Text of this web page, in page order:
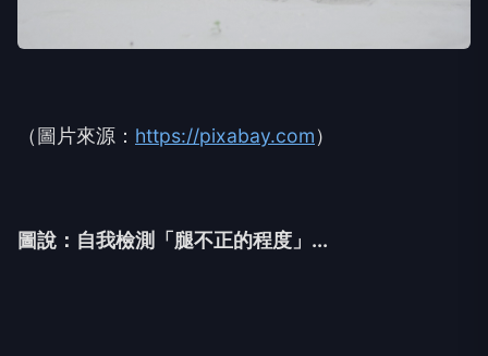
（圖片來源： https://pixabay.com）
圖說：自我檢測「腿不正的程度」...